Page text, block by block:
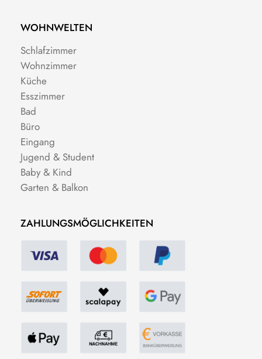
WOHNWELTEN
Schlafzimmer
Wohnzimmer
Küche
Esszimmer
Bad
Büro
Eingang
Jugend & Student
Baby & Kind
Garten & Balkon
ZAHLUNGSMÖGLICHKEITEN